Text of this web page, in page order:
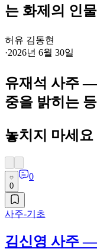
는 화제의 인물
허유 김동현
·2026년 6월 30일
유재석 사주
중을 밝히는
놓치지 마세요
0
0
사주-기초
김신영 사주